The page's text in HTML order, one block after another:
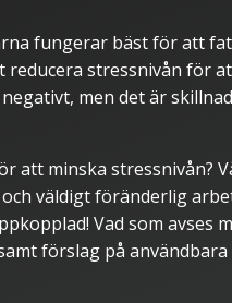
fungerar bäst för att
stressnivån för
men det är
att minska stressnivån?
väldigt föränderlig
Vad som avses
förslag på